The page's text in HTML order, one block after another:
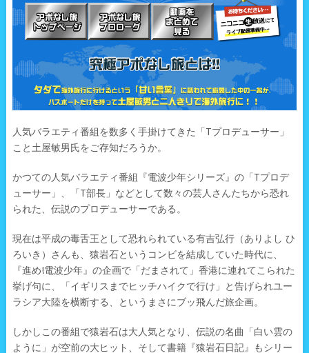
人気バラエティ番組を数多く手掛けてきた「Tプロデューサー」
こと土屋敏男氏をご存知だろうか。
かつての人気バラエティ番組『電波少年シリーズ』の「Tプロデ
ューサー」、「T部長」などとして数々の芸人さんたちから恐れ
られた、伝説のプロデューサーである。
現在は平成の毒舌王として恐れられている有吉弘行（ありよし ひ
ろいき）さんも、猿岩石というコンビを結成していた時代に、
『進め!電波少年』の企画で「だまされて」香港に連れてこられた
挙げ句に、「イギリスまでヒッチハイクで行け」と告げられユー
ラシア大陸を横断する、というまさにブッ飛んだ旅企画。
しかしこの番組で猿岩石は大人気となり、伝説の名曲「白い雲の
ように」が空前の大ヒット、そして書籍『猿岩石日記』もシリー